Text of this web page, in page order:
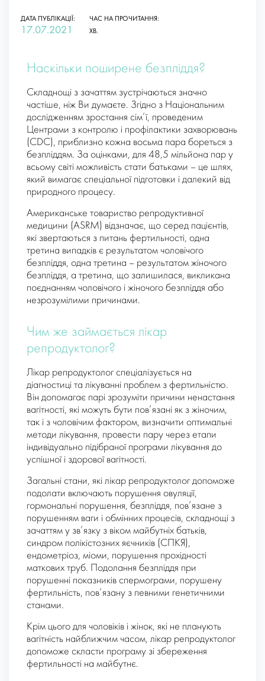
ДАТА ПУБЛІКАЦІЇ:
17.07.2021
ЧАС НА ПРОЧИТАННЯ:
ХВ.
Наскільки поширене безпліддя?
Складнощі з зачаттям зустрічаються значно
частіше, ніж Ви думаєте. Згідно з Національним
дослідженням зростання сім’ї, проведеним
Центрами з контролю і профілактики захворювань
(CDC), приблизно кожна восьма пара бореться з
безпліддям. За оцінками, для 48,5 мільйона пар у
всьому світі можливість стати батьками – це шлях,
який вимагає спеціальної підготовки і далекий від
природного процесу.
Американське товариство репродуктивної
медицини (ASRM) відзначає, що серед пацієнтів,
які звертаються з питань фертильності, одна
третина випадків є результатом чоловічого
безпліддя, одна третина – результатом жіночого
безпліддя, а третина, що залишилася, викликана
поєднанням чоловічого і жіночого безпліддя або
незрозумілими причинами.
Чим же займається лікар
репродуктолог?
Лікар репродуктолог спеціалізується на
діагностиці та лікуванні проблем з фертильністю.
Він допомагає парі зрозуміти причини ненастання
вагітності, які можуть бути пов’язані як з жіночим,
так і з чоловічим фактором, визначити оптимальні
методи лікування, провести пару через етапи
індивідуально підібраної програми лікування до
успішної і здорової вагітності.
Загальні стани, які лікар репродуктолог допоможе
подолати включають порушення овуляції,
гормональні порушення, безпліддя, пов’язане з
порушенням ваги і обмінних процесів, складнощі з
зачаттям у зв’язку з віком майбутніх батьків,
синдром полікістозних яєчників (СПКЯ),
ендометріоз, міоми, порушення прохідності
маткових труб. Подолання безпліддя при
порушенні показників спермограми, порушену
фертильність, пов’язану з певними генетичними
станами.
Крім цього для чоловіків і жінок, які не планують
вагітність найближчим часом, лікар репродуктолог
допоможе скласти програму зі збереження
фертильності на майбутнє.